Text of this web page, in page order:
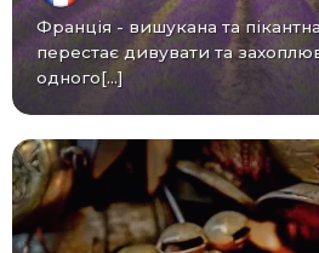
Франція - вишукана та пікантна країна, яка не
перестає дивувати та
одного[...]